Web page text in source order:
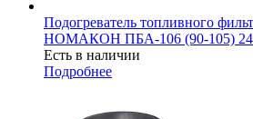
Подогреватель топливного
НОМАКОН ПБА-106 (90-105)
Есть в наличии
Подробнее